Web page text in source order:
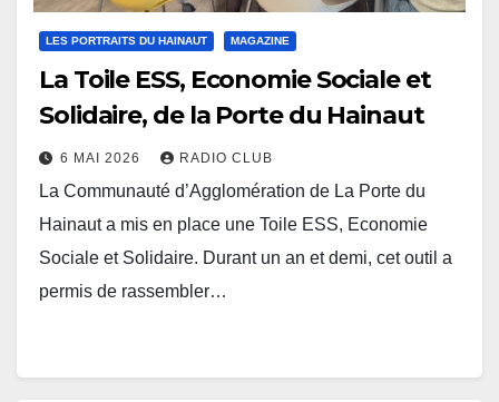
LES PORTRAITS DU HAINAUT MAGAZINE
La Toile ESS, Economie Sociale et
Solidaire, de la Porte du Hainaut
6 MAI 2026 RADIO CLUB
La Communauté d’Agglomération de La Porte du
Hainaut a mis en place une Toile ESS, Economie
Sociale et Solidaire. Durant un an et demi, cet outil a
permis de rassembler…